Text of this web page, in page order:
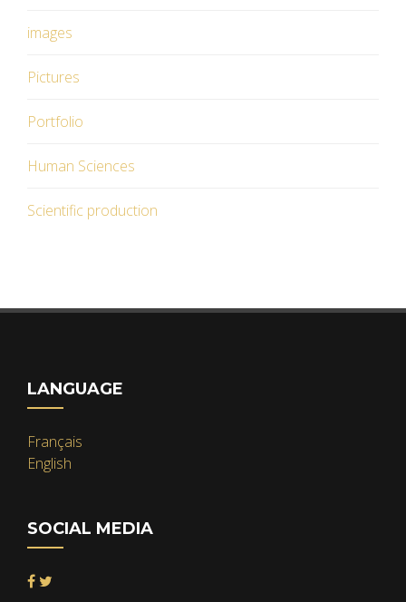
images
Pictures
Portfolio
Human Sciences
Scientific production
LANGUAGE
Français
English
SOCIAL MEDIA